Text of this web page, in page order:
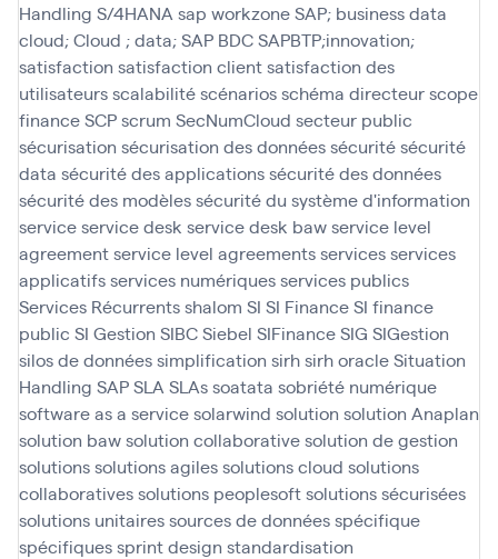
Handling S/4HANA sap workzoneSAP; business data
cloud; Cloud ; data; SAP BDCSAPBTP;innovation;
satisfaction satisfaction clientsatisfaction des
utilisateursscalabilitéscénariosschéma directeurscope
financeSCPscrum SecNumCloud secteur public
sécurisation sécurisation des donnéessécuritésécurité
data sécurité des applicationssécurité des données
sécurité des modèlessécurité du système d'information
serviceservice desk service desk bawservice level
agreementservice level agreementsservicesservices
applicatifsservices numériquesservices publics
Services Récurrentsshalom SI SI FinanceSI finance
public SI Gestion SIBCSiebel SIFinanceSIG SIGestion
silos de donnéessimplification sirhsirh oracleSituation
Handling SAPSLA SLAssoatata sobriété numérique
software as a servicesolarwind solution solution Anaplan
solution bawsolution collaborativesolution de gestion
solutionssolutions agilessolutions cloud solutions
collaborativessolutions peoplesoftsolutions sécurisées
solutions unitairessources de donnéesspécifique
spécifiquessprint design standardisation